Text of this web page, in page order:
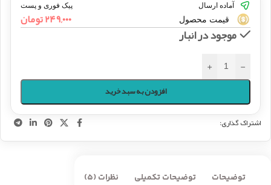
آماده ارسال پیک فوری و پست
قیمت محصول ۲۴۹,۰۰۰تومان
موجود در انبار
-
+
افزودن به سبد خرید
اشتراک گذاری:
توضیحات توضیحات تکمیلی نظرات (5)